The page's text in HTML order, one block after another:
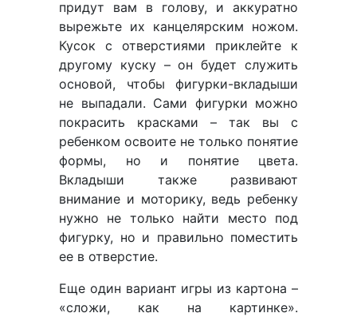
придут вам в голову, и аккуратно
вырежьте их канцелярским ножом.
Кусок с отверстиями приклейте к
другому куску – он будет служить
основой, чтобы фигурки-вкладыши
не выпадали. Сами фигурки можно
покрасить красками – так вы с
ребенком освоите не только понятие
формы, но и понятие цвета.
Вкладыши также развивают
внимание и моторику, ведь ребенку
нужно не только найти место под
фигурку, но и правильно поместить
ее в отверстие.
Еще один вариант игры из картона –
«сложи, как на картинке».